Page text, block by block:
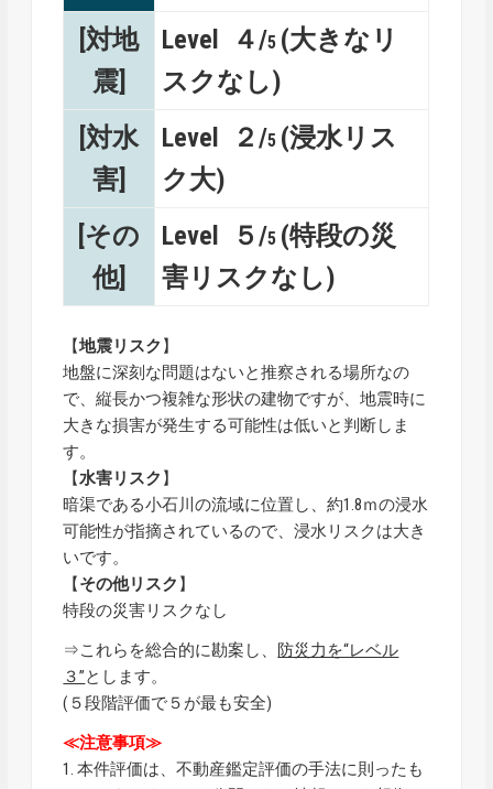
[対地
震]
Level ４/5 (大きなリ
スクなし)
[対水
害]
Level ２/5 (浸水リス
ク大)
[その
他]
Level ５/5 (特段の災
害リスクなし)
【地震リスク 】
地盤に深刻な問題はないと推察される場所なの
で、縦長かつ複雑な形状の建物ですが、地震時に
大きな損害が発生する可能性は低いと判断しま
す。
【水害リスク 】
暗渠である小石川の流域に位置し、約1.8ｍの浸水
可能性が指摘されているので、浸水リスクは大き
いです。
【その他リスク 】
特段の災害リスクなし
⇒これらを総合的に勘案し、 防災力を“レベル
３”とします。
(５段階評価で５が最も安全)
≪注意事項≫
1. 本件評価は、不動産鑑定評価の手法に則ったも